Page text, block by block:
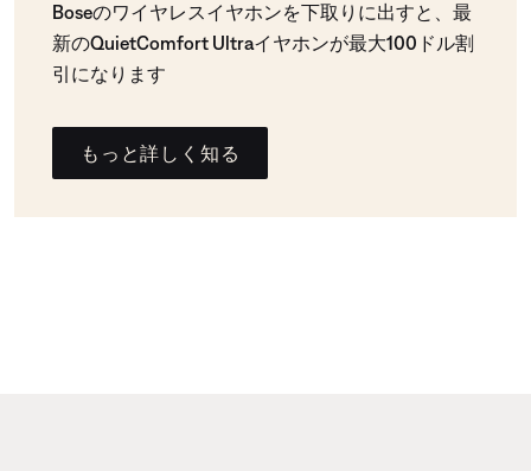
Boseのワイヤレスイヤホンを下取りに出すと、最
新のQuietComfort Ultraイヤホンが最大100ドル割
引になります
もっと詳しく知る